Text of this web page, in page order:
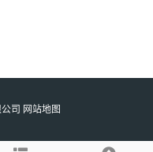
司 网站地图